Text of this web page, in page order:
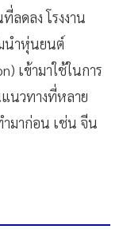
ลดลง โรงงาน
นำหุ่นยนต์
เข้ามาใช้ในการ
นวทางที่หลาย
มาก่อน เช่น จีน